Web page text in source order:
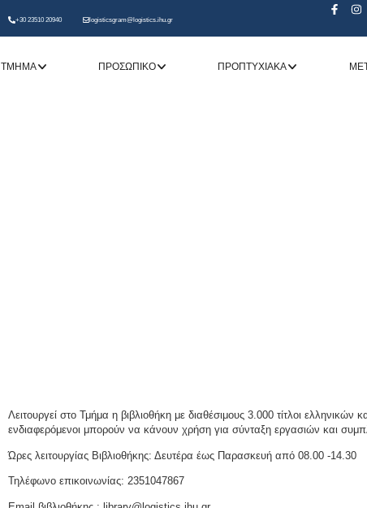
+30 23510 20940 logisticsgram@logistics.ihu.gr
ΤΜΗΜΑ ΠΡΟΣΩΠΙΚΌ ΠΡΟΠΤΥΧΙΑΚΆ
Λειτουργεί στο Τμήμα η βιβλιοθήκη με διαθέσιμους 3.000 τίτλοι ελληνικών
ενδιαφερόμενοι μπορούν να κάνουν χρήση για σύνταξη εργασιών και
Ώρες λειτουργίας Βιβλιοθήκης: Δευτέρα έως Παρασκευή από 08.00 -14.30
Τηλέφωνο επικοινωνίας: 2351047867